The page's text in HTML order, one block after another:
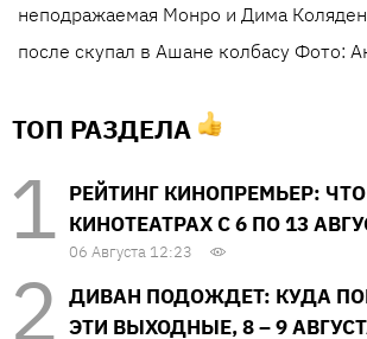
неподражаемая Монро и Дима
после скупал в Ашане колбасу Фото:
ТОП РАЗДЕЛА
РЕЙТИНГ КИНОПРЕМЬЕР:
КИНОТЕАТРАХ С 6 ПО 13
06 Августа 12:23
ДИВАН ПОДОЖДЕТ: КУДА
ЭТИ ВЫХОДНЫЕ, 8 – 9